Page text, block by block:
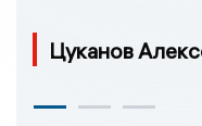
Цуканов